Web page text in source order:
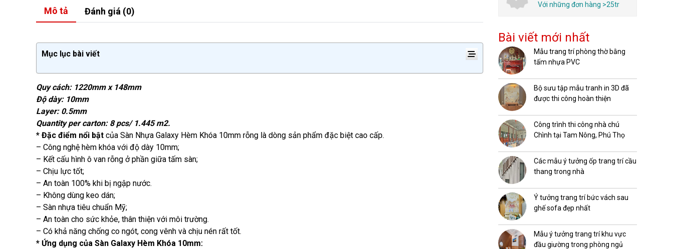
Mô tả Đánh giá (0)
Mục lục bài viết
Quy cách: 1220mm x 148mm
Độ dày: 10mm
Layer: 0.5mm
Quantity per carton: 8 pcs/ 1.445 m2.
* Đặc điểm nổi bật của Sàn Nhựa Galaxy Hèm Khóa 10mm rỗng là dòng sản phẩm đặc biệt cao cấp.
– Công nghệ hèm khóa với độ dày 10mm;
– Kết cấu hình ô van rỗng ở phần giữa tấm sàn;
– Chịu lực tốt;
– An toàn 100% khi bị ngập nước.
– Không dùng keo dán;
– Sàn nhựa tiêu chuẩn Mỹ;
– An toàn cho sức khỏe, thân thiện với môi trường.
– Có khả năng chống co ngót, cong vênh và chịu nén rất tốt.
* Ứng dụng của Sàn Galaxy Hèm Khóa 10mm:
Với những đơn hàng >25tr
Bài viết mới nhất
Mẫu trang trí phòng thờ bằng
tấm nhựa PVC
Bộ sưu tập mẫu tranh in 3D đã
được thi công hoàn thiện
Công trình thi công nhà chú
Chình tại Tam Nông, Phú Thọ
Các mẫu ý tưởng ốp trang trí cầu
thang trong nhà
Ý tưởng trang trí bức vách sau
ghế sofa đẹp nhất
Mẫu ý tưởng trang trí khu vực
đầu giường trong phòng ngủ